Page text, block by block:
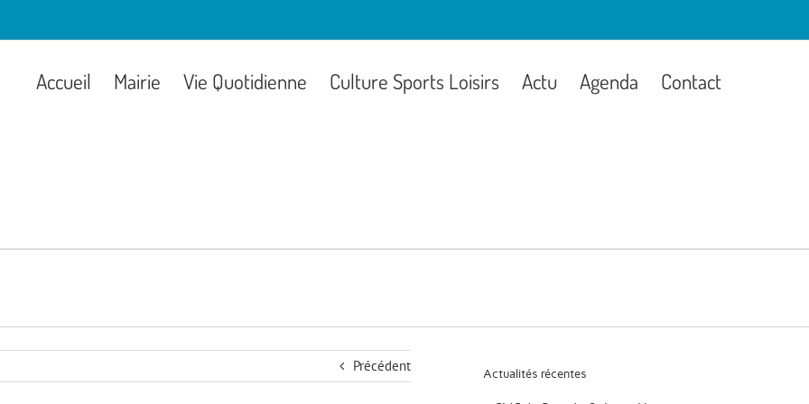
Accueil Mairie Vie Quotidienne Culture Sports Loisirs Actu Agenda Contact
Précédent Actualités récentes